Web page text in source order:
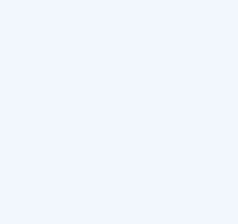
onlarca eğitim seni bekliyor!